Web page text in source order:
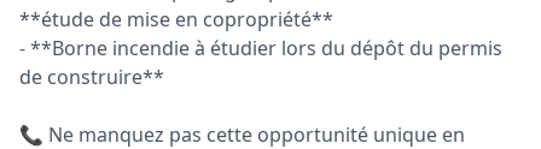
**étude de mise en copropriété**
- **Borne incendie à étudier lors du dépôt du permis
de construire**
📞 Ne manquez pas cette opportunité unique en